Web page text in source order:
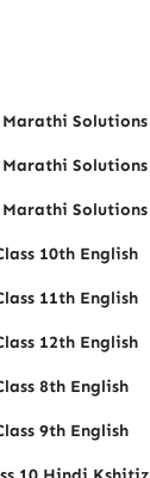
Solutions
Solutions
Solutions
10th English
11th English
12th English
8th English
9th English